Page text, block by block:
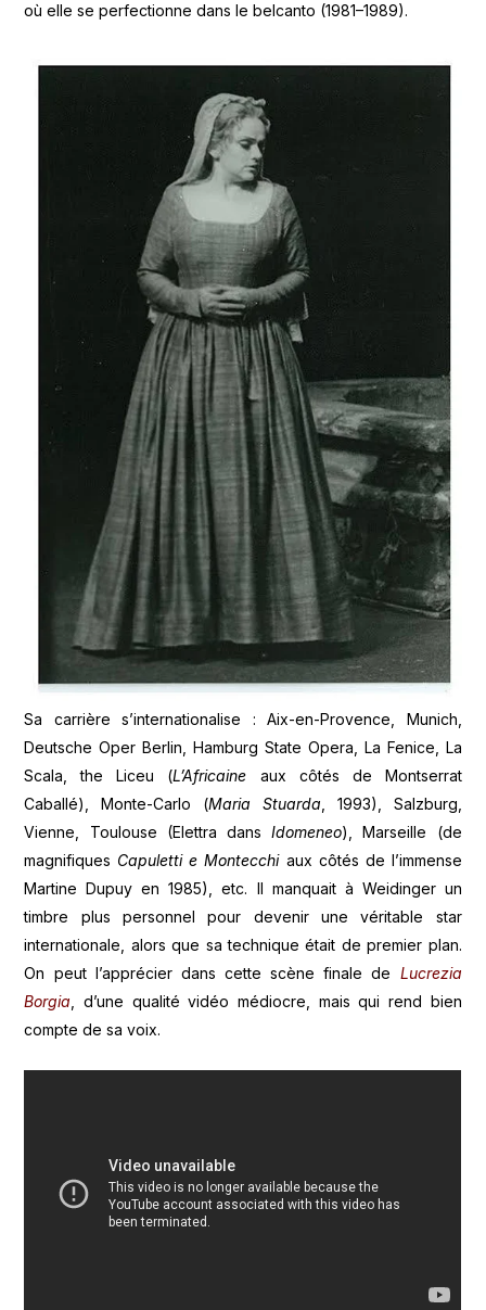
où elle se perfectionne dans le belcanto (1981–1989).
Sa carrière s’internationalise : Aix-en-Provence, Munich,
Deutsche Oper Berlin, Hamburg State Opera, La Fenice, La
Scala, the Liceu (L’Africaine aux côtés de Montserrat
Caballé), Monte-Carlo (Maria Stuarda , 1993), Salzburg,
Vienne, Toulouse (Elettra dansIdomeneo), Marseille (de
magnifiques Capuletti e Montecchiaux côtés de l’immense
Martine Dupuy en 1985), etc. Il manquait à Weidinger un
timbre plus personnel pour devenir une véritable star
internationale, alors que sa technique était de premier plan.
On peut l’apprécier dans cette scène finale de Lucrezia
Borgia , d’une qualité vidéo médiocre, mais qui rend bien
compte de sa voix.